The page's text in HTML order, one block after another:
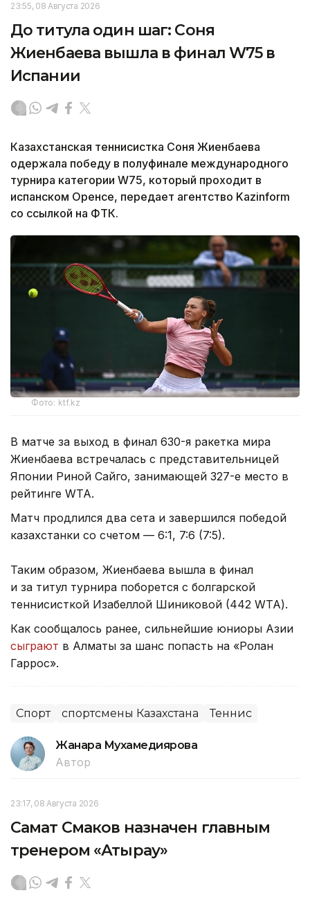
23:55, 08 Августа 2026
До титула один шаг: Соня
Жиенбаева вышла в финал W75 в
Испании
Казахстанская теннисистка Соня Жиенбаева
одержала победу в полуфинале международного
турнира категории W75, который проходит в
испанском Оренсе, передает агентство Kazinform
со ссылкой на ФТК.
Фото: ktf.kz
В матче за выход в финал 630-я ракетка мира
Жиенбаева встречалась с представительницей
Японии Риной Сайго, занимающей 327-е место в
рейтинге WTA.
Матч продлился два сета и завершился победой
казахстанки со счетом — 6:1, 7:6 (7:5).
Таким образом, Жиенбаева вышла в финал
и за титул турнира поборется с болгарской
теннисисткой Изабеллой Шиниковой (442 WTA).
Как сообщалось ранее, сильнейшие юниоры Азии
сыграют в Алматы за шанс попасть на «Ролан
Гаррос».
Спорт спортсмены Казахстана Теннис
Жанара Мухамедиярова
Автор
23:17, 08 Августа 2026
Самат Смаков назначен главным
тренером «Атырау»